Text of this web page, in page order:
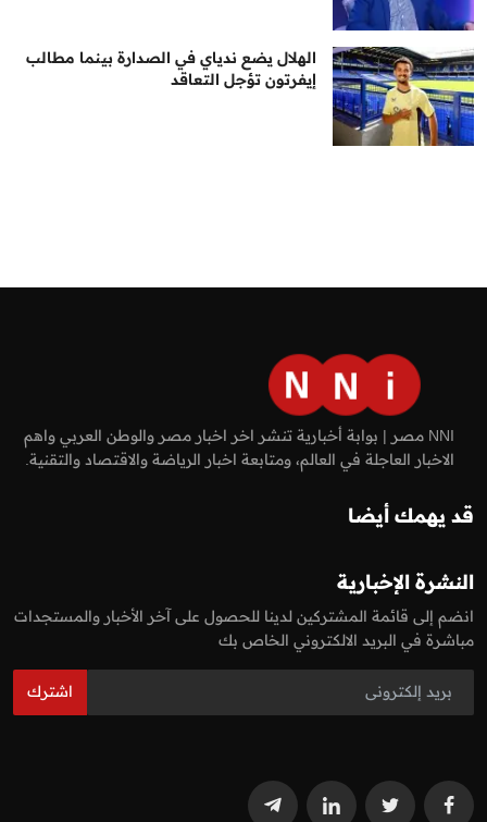
الهلال يضع ندياي في الصدارة بينما مطالب
إيفرتون تؤجل التعاقد
NNI مصر | بوابة أخبارية تنشر اخر اخبار مصر والوطن العربي واهم
الاخبار العاجلة في العالم، ومتابعة اخبار الرياضة والاقتصاد والتقنية.
قد يهمك أيضا
النشرة الإخبارية
انضم إلى قائمة المشتركين لدينا للحصول على آخر الأخبار والمستجدات
مباشرة في البريد الالكتروني الخاص بك
اشترك